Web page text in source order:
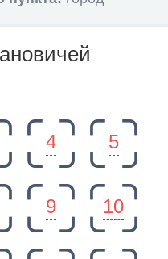
4 5
9 10